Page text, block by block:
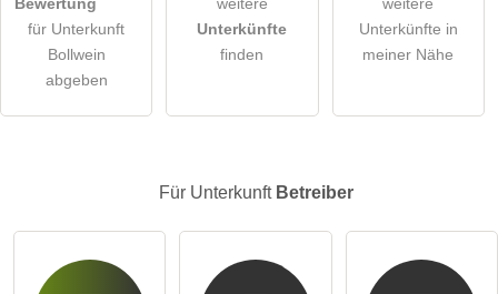
öffentliche Frage stellen Abbrechen
für Unterkunft
Bollwein
abgeben
Unterkünfte
finden
Unterkünfte in
meiner Nähe
Für Unterkunft Betreiber